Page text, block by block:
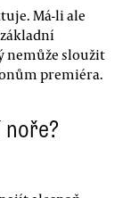
Má-li ale
nemůže sloužit
premiéra.